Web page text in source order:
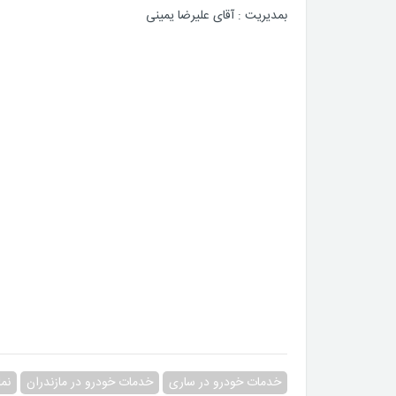
بمدیریت : آقای علیرضا یمینی
خدمات خودرو در ساری خدمات خودرو در مازندران